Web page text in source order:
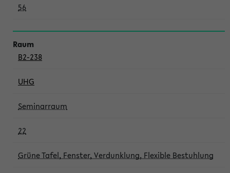
56
B2-238
UHG
Seminarraum
22
Grüne Tafel, Fenster, Verdunklung, Flexible Bestuhlung